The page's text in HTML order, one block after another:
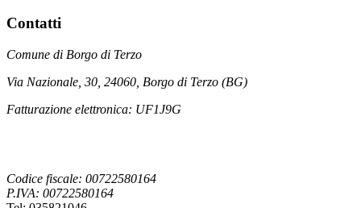
Contatti
Comune di Borgo di Terzo
Via Nazionale, 30, 24060, Borgo di Terzo (BG)
Fatturazione elettronica: UF1J9G
Codice fiscale: 00722580164
P.IVA: 00722580164